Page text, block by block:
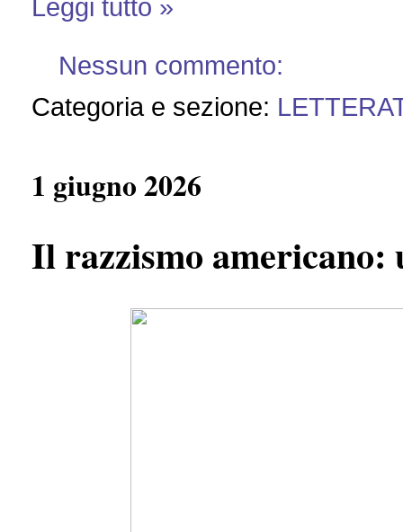
Leggi tutto »
Nessun commento:
Categoria e sezione:
1 giugno 2026
Il razzismo